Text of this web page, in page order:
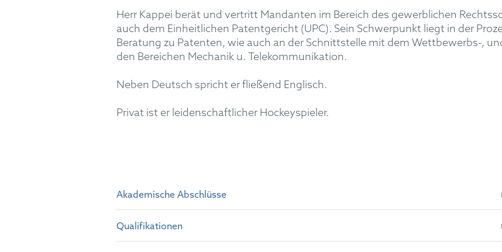
Herr Kappei berät und vertritt Mandanten im Bereich des gewerblichen
auch dem Einheitlichen Patentgericht (UPC). Sein Schwerpunkt liegt in der
Beratung zu Patenten, wie auch an der Schnittstelle mit dem Wettbewerbs-,
den Bereichen Mechanik u. Telekommunikation.
Neben Deutsch spricht er fließend Englisch.
Privat ist er leidenschaftlicher Hockeyspieler.
Akademische Abschlüsse
Studium der Rechtswissenschaften an den Universitäten Bayreuth und Münster,
Qualifikationen